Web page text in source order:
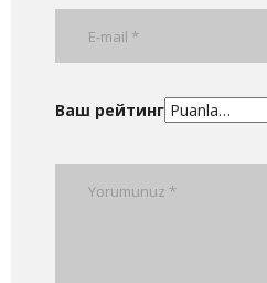
Ваш рейтинг